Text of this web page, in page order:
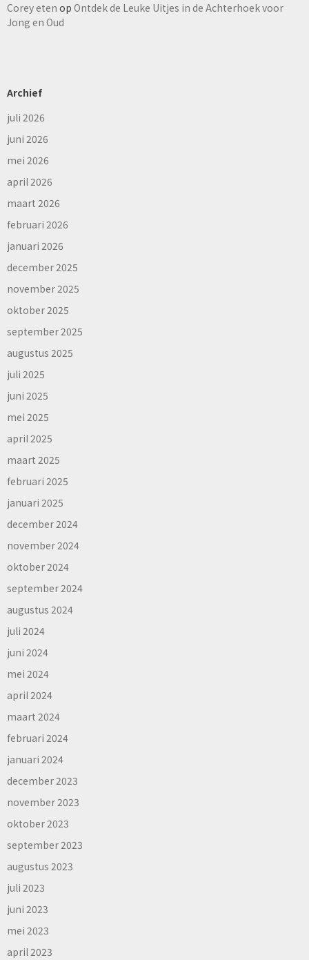
Corey eten op Ontdek de Leuke Uitjes in de Achterhoek voor
Jong en Oud
Archief
juli 2026
juni 2026
mei 2026
april 2026
maart 2026
februari 2026
januari 2026
december 2025
november 2025
oktober 2025
september 2025
augustus 2025
juli 2025
juni 2025
mei 2025
april 2025
maart 2025
februari 2025
januari 2025
december 2024
november 2024
oktober 2024
september 2024
augustus 2024
juli 2024
juni 2024
mei 2024
april 2024
maart 2024
februari 2024
januari 2024
december 2023
november 2023
oktober 2023
september 2023
augustus 2023
juli 2023
juni 2023
mei 2023
april 2023